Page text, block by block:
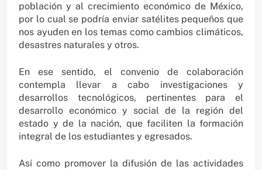
población y al crecimiento económico de México,
por lo cual se podría enviar satélites pequeños que
nos ayuden en los temas como cambios climáticos,
desastres naturales y otros.
En ese sentido, el convenio de colaboración
contempla llevar a cabo investigaciones y
desarrollos tecnológicos, pertinentes para el
desarrollo económico y social de la región del
estado y de la nación, que faciliten la formación
integral de los estudiantes y egresados.
Así como promover la difusión de las actividades